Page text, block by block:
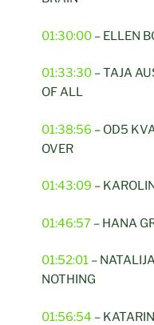
01:30:00 – ELLEN
01:33:30 – TAJA
OF ALL
01:38:56 – OD5
OVER
01:43:09 –
01:46:57 – HANA
01:52:01 –
NOTHING
01:56:54 –